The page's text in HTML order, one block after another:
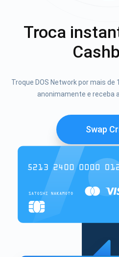
Troca
Troque DOS Network por mais
anonimamente e receba
Swap